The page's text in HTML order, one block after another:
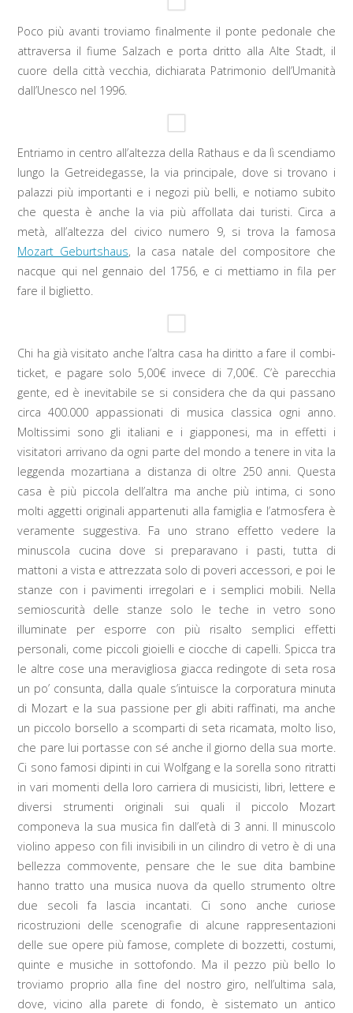
Poco più avanti troviamo finalmente il ponte pedonale che
attraversa il fiume Salzach e porta dritto alla Alte Stadt, il
cuore della città vecchia, dichiarata Patrimonio dell’Umanità
dall’Unesco nel 1996.
Entriamo in centro all’altezza della Rathaus e da lì scendiamo
lungo la Getreidegasse, la via principale, dove si trovano i
palazzi più importanti e i negozi più belli, e notiamo subito
che questa è anche la via più affollata dai turisti. Circa a
metà, all’altezza del civico numero 9, si trova la famosa
Mozart Geburtshaus, la casa natale del compositore che
nacque qui nel gennaio del 1756, e ci mettiamo in fila per
fare il biglietto.
Chi ha già visitato anche l’altra casa ha diritto a fare il combi-
ticket, e pagare solo 5,00€ invece di 7,00€. C’è parecchia
gente, ed è inevitabile se si considera che da qui passano
circa 400.000 appassionati di musica classica ogni anno.
Moltissimi sono gli italiani e i giapponesi, ma in effetti i
visitatori arrivano da ogni parte del mondo a tenere in vita la
leggenda mozartiana a distanza di oltre 250 anni. Questa
casa è più piccola dell’altra ma anche più intima, ci sono
molti aggetti originali appartenuti alla famiglia e l’atmosfera è
veramente suggestiva. Fa uno strano effetto vedere la
minuscola cucina dove si preparavano i pasti, tutta di
mattoni a vista e attrezzata solo di poveri accessori, e poi le
stanze con i pavimenti irregolari e i semplici mobili. Nella
semioscurità delle stanze solo le teche in vetro sono
illuminate per esporre con più risalto semplici effetti
personali, come piccoli gioielli e ciocche di capelli. Spicca tra
le altre cose una meravigliosa giacca redingote di seta rosa
un po’ consunta, dalla quale s’intuisce la corporatura minuta
di Mozart e la sua passione per gli abiti raffinati, ma anche
un piccolo borsello a scomparti di seta ricamata, molto liso,
che pare lui portasse con sé anche il giorno della sua morte.
Ci sono famosi dipinti in cui Wolfgang e la sorella sono ritratti
in vari momenti della loro carriera di musicisti, libri, lettere e
diversi strumenti originali sui quali il piccolo Mozart
componeva la sua musica fin dall’età di 3 anni. Il minuscolo
violino appeso con fili invisibili in un cilindro di vetro è di una
bellezza commovente, pensare che le sue dita bambine
hanno tratto una musica nuova da quello strumento oltre
due secoli fa lascia incantati. Ci sono anche curiose
ricostruzioni delle scenografie di alcune rappresentazioni
delle sue opere più famose, complete di bozzetti, costumi,
quinte e musiche in sottofondo. Ma il pezzo più bello lo
troviamo proprio alla fine del nostro giro, nell’ultima sala,
dove, vicino alla parete di fondo, è sistemato un antico